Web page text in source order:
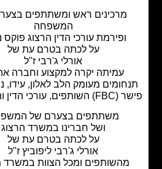
מרכינים ראש ומשתתפים בצערה של
המשפחה
ופירמת עורכי הדין הרצוג פוקס נאמן,
על לכתה בטרם עת של
אורלי ג'רבי ז"ל
עמיתה יקרה למקצוע וחברה אהובה
מעומק הלב לאלון, עידו, נועה ויעל
משתתפים בצערם של המשפחה
ושל חברינו במשרד הרצוג
על לכתה בטרם עת של
אורלי ג'רבי ליפוביץ ז"ל
מהשותפים ומכל הצוות במשרד מיתר.